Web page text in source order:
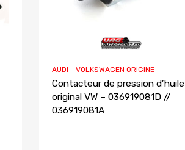
AUDI - VOLKSWAGEN ORIGINE
Contacteur de pression d’huile
original VW – 036919081D //
036919081A